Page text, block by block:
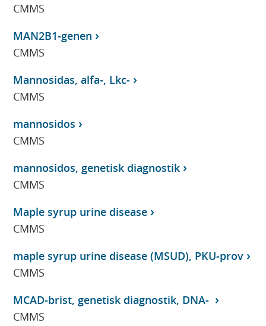
CMMS
MAN2B1-genen
CMMS
Mannosidas, alfa-, Lkc-
CMMS
mannosidos
CMMS
mannosidos, genetisk diagnostik
CMMS
Maple syrup urine disease
CMMS
maple syrup urine disease (MSUD), PKU-prov
CMMS
MCAD-brist, genetisk diagnostik, DNA-
CMMS